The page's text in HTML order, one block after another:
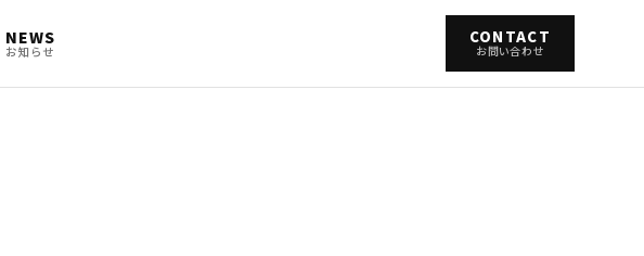
NEWS
お知らせ
CONTACT
お問い合わせ